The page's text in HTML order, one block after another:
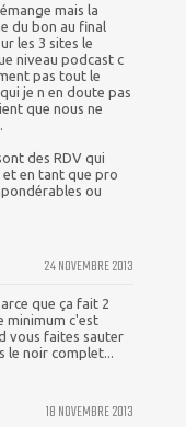
mais la
du bon au final
les 3 sites le
niveau podcast c
pas tout le
je n en doute pas
que nous ne
des RDV qui
en tant que pro
ou
24 NOVEMBRE 2013
que ça fait 2
minimum c'est
vous faites sauter
noir complet...
18 NOVEMBRE 2013